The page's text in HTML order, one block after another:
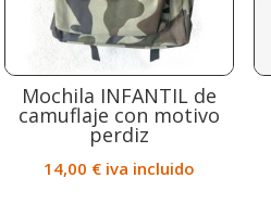
Mochila INFANTIL de
camuflaje con motivo
perdiz
14,00 € iva incluido